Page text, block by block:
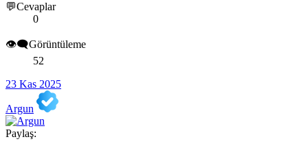
💬Cevaplar
0
👁️‍🗨️Görüntüleme
52
23 Kas 2025
Argun
Paylaş: